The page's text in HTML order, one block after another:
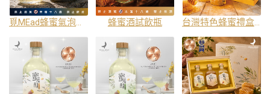
覓MEad蜂蜜氣泡酒 Spring 春釀 蜂蜜酒試飲瓶 台灣特色蜂蜜禮盒組